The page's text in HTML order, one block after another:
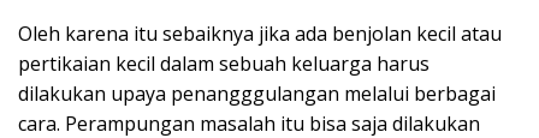
Oleh karena itu sebaiknya jika ada benjolan kecil atau
pertikaian kecil dalam sebuah keluarga harus
dilakukan upaya penangggulangan melalui berbagai
cara. Perampungan masalah itu bisa saja dilakukan